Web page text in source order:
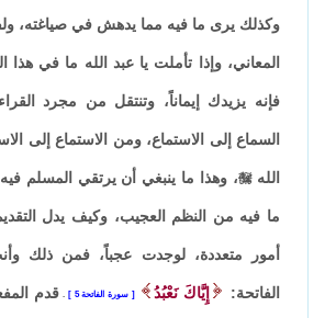
وكذلك يرى ما فيه مما يدهش في صياغته،
المعاني، وإذا تأملت يا عبد الله ما في هذا
فإنه يزيدك إيماناً، وتنتقل من مجرد
السماع إلى الاستماع، ومن الاستماع إلى
الله، وهذا ما ينبغي أن يرتقي المسلم
ما فيه من النظم العجيب، وكيف يدل
أمور متعددة، لوجدت عجباً، فمن ذلك
الفاتحة: إِيَّاكَ نَعْبُدُ سورة الفاتحة 5 .قدم